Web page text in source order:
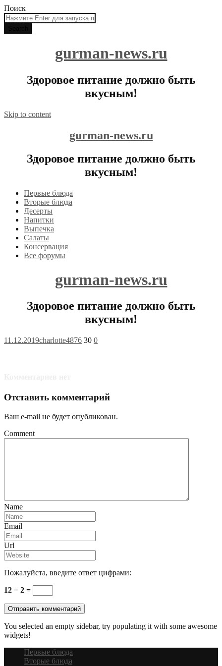
Поиск
gurman-news.ru
Здоровое питание должно быть
вкусным!
Skip to content
gurman-news.ru
Здоровое питание должно быть
вкусным!
Первые блюда
Вторые блюда
Десерты
Напитки
Выпечка
Салаты
Консервация
Все форумы
gurman-news.ru
Здоровое питание должно быть
вкусным!
11.12.2019charlotte4876 30 0
Отставить комментарий
Ваш e-mail не будет опубликован.
Comment
Name
Email
Url
Пожалуйста, введите ответ цифрами:
12 − 2 =
You selected an empty sidebar, try populating it with some awesome
widgets!
Первые блюда
Вторые блюда